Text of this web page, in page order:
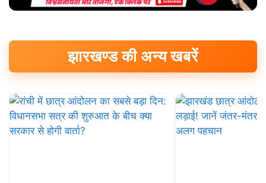
झारखण्ड की अन्य खबरें